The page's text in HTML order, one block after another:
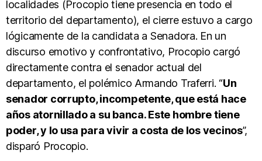
localidades (Procopio tiene presencia en todo el
territorio del departamento), el cierre estuvo a cargo
lógicamente de la candidata a Senadora. En un
discurso emotivo y confrontativo, Procopio cargó
directamente contra el senador actual del
departamento, el polémico Armando Traferri. “Un
senador corrupto, incompetente, que está hace
años atornillado a su banca. Este hombre tiene
poder, y lo usa para vivir a costa de los vecinos”,
disparó Procopio.